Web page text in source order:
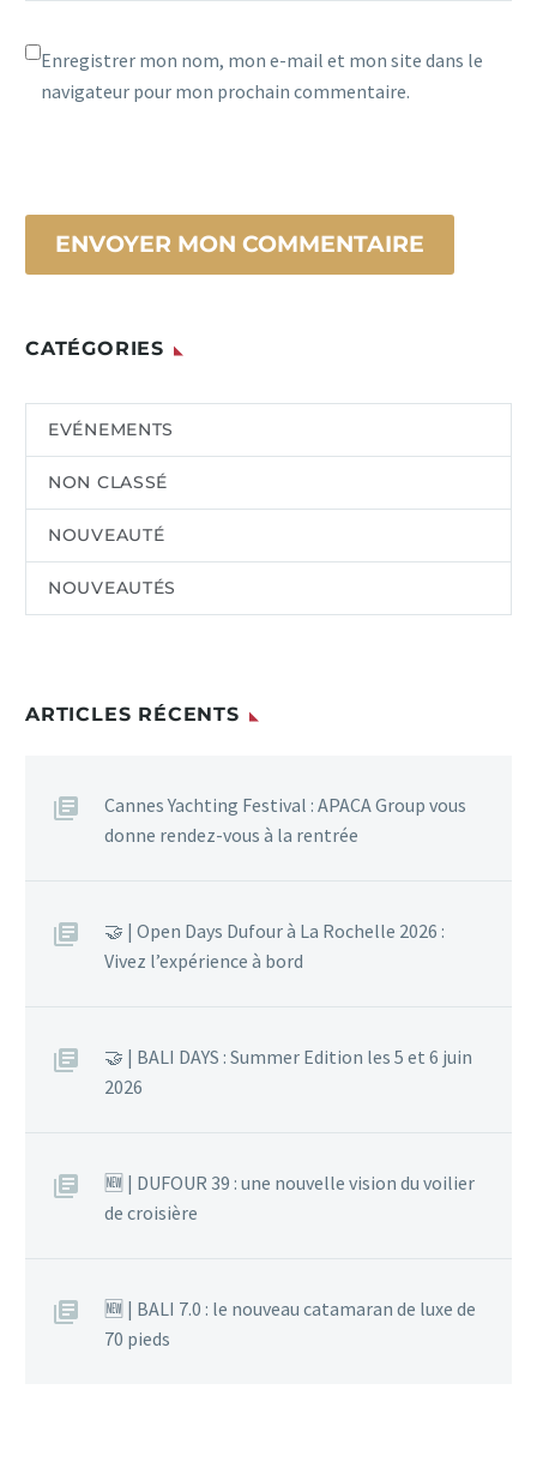
Enregistrer mon nom, mon e-mail et mon site dans le
navigateur pour mon prochain commentaire.
ENVOYER MON COMMENTAIRE
CATÉGORIES
EVÉNEMENTS
NON CLASSÉ
NOUVEAUTÉ
NOUVEAUTÉS
ARTICLES RÉCENTS
Cannes Yachting Festival : APACA Group vous
donne rendez-vous à la rentrée
🤝 | Open Days Dufour à La Rochelle 2026 :
Vivez l’expérience à bord
🤝 | BALI DAYS : Summer Edition les 5 et 6 juin
2026
🆕 | DUFOUR 39 : une nouvelle vision du voilier
de croisière
🆕 | BALI 7.0 : le nouveau catamaran de luxe de
70 pieds